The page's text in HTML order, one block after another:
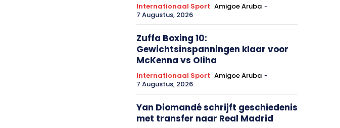
Internationaal Sport Amigoe Aruba -
7 Augustus, 2026
Zuffa Boxing 10:
Gewichtsinspanningen klaar voor
McKenna vs Oliha
Internationaal Sport Amigoe Aruba -
7 Augustus, 2026
Yan Diomandé schrijft geschiedenis
met transfer naar Real Madrid